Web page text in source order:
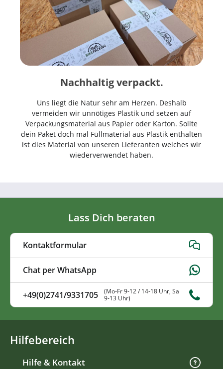
Nachhaltig verpackt.
Uns liegt die Natur sehr am Herzen. Deshalb
vermeiden wir unnötiges Plastik und setzen auf
Verpackungsmaterial aus Papier oder Karton. Sollte
dein Paket doch mal Füllmaterial aus Plastik enthalten
ist dies Material von unseren Lieferanten welches wir
wiederverwendet haben.
Lass Dich beraten
Kontaktformular
Chat per WhatsApp
+49(0)2741/9331705
(Mo-Fr 9-12 / 14-18 Uhr, Sa
9-13 Uhr)
Hilfebereich
Hilfe & Kontakt